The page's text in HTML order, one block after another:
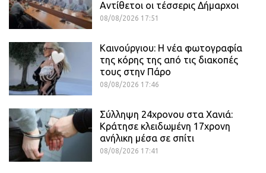
Αντίθετοι οι τέσσερις Δήμαρχοι
08/08/2026 17:51
Καινούργιου: Η νέα φωτογραφία
της κόρης της από τις διακοπές
τους στην Πάρο
08/08/2026 17:46
Σύλληψη 24χρονου στα Χανιά:
Κράτησε κλειδωμένη 17χρονη
ανήλικη μέσα σε σπίτι
08/08/2026 17:41